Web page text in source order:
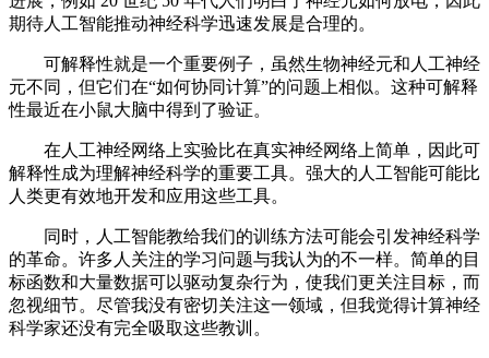
期待人工智能推动神经科学迅速发展是合理的。
可解释性就是一个重要例子，虽然生物神经元和人工神经
元不同，但它们在“如何协同计算”的问题上相似。这种可解释
性最近在小鼠大脑中得到了验证。
在人工神经网络上实验比在真实神经网络上简单，因此可
解释性成为理解神经科学的重要工具。强大的人工智能可能比
人类更有效地开发和应用这些工具。
同时，人工智能教给我们的训练方法可能会引发神经科学
的革命。许多人关注的学习问题与我认为的不一样。简单的目
标函数和大量数据可以驱动复杂行为，使我们更关注目标，而
忽视细节。尽管我没有密切关注这一领域，但我觉得计算神经
科学家还没有完全吸取这些教训。